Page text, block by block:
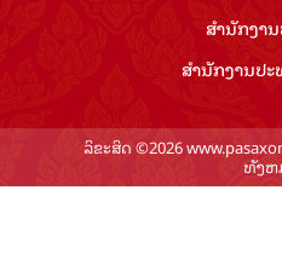
ສຳ​ນັກ​ງາ
ສຳ​ນັກ​ງານ​ປ
ລິຂະສິດ ©2026
ທັງຫ